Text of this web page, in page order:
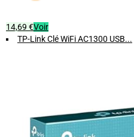
14,69 €Voir
TP-Link Clé WiFi AC1300 USB...